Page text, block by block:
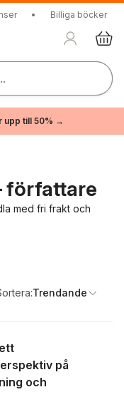
• Billiga böcker
upp till 50% →
författare
med fri frakt och
Trendande
på
och